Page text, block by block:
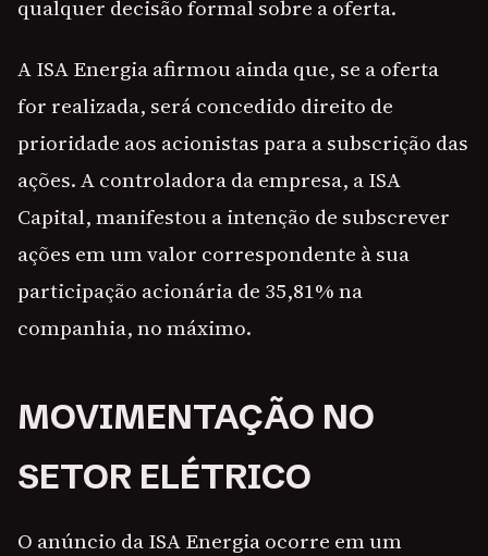
qualquer decisão formal sobre a oferta.
A ISA Energia afirmou ainda que, se a oferta
for realizada, será concedido direito de
prioridade aos acionistas para a subscrição das
ações. A controladora da empresa, a ISA
Capital, manifestou a intenção de subscrever
ações em um valor correspondente à sua
participação acionária de 35,81% na
companhia, no máximo.
MOVIMENTAÇÃO NO
SETOR ELÉTRICO
O anúncio da ISA Energia ocorre em um